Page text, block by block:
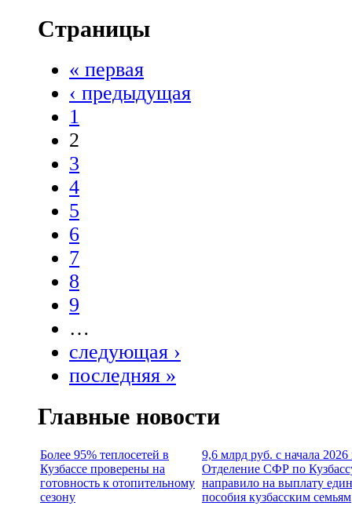
Страницы
« первая
‹ предыдущая
1
2
3
4
5
6
7
8
9
…
следующая ›
последняя »
Главные новости
Более 95% теплосетей в
Кузбассе проверены на
готовность к отопительному
сезону
9,6 млрд руб. с начала 2026
Отделение СФР по
направило на выплату
пособия кузбасским семьям